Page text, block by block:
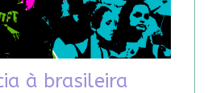
à brasileira